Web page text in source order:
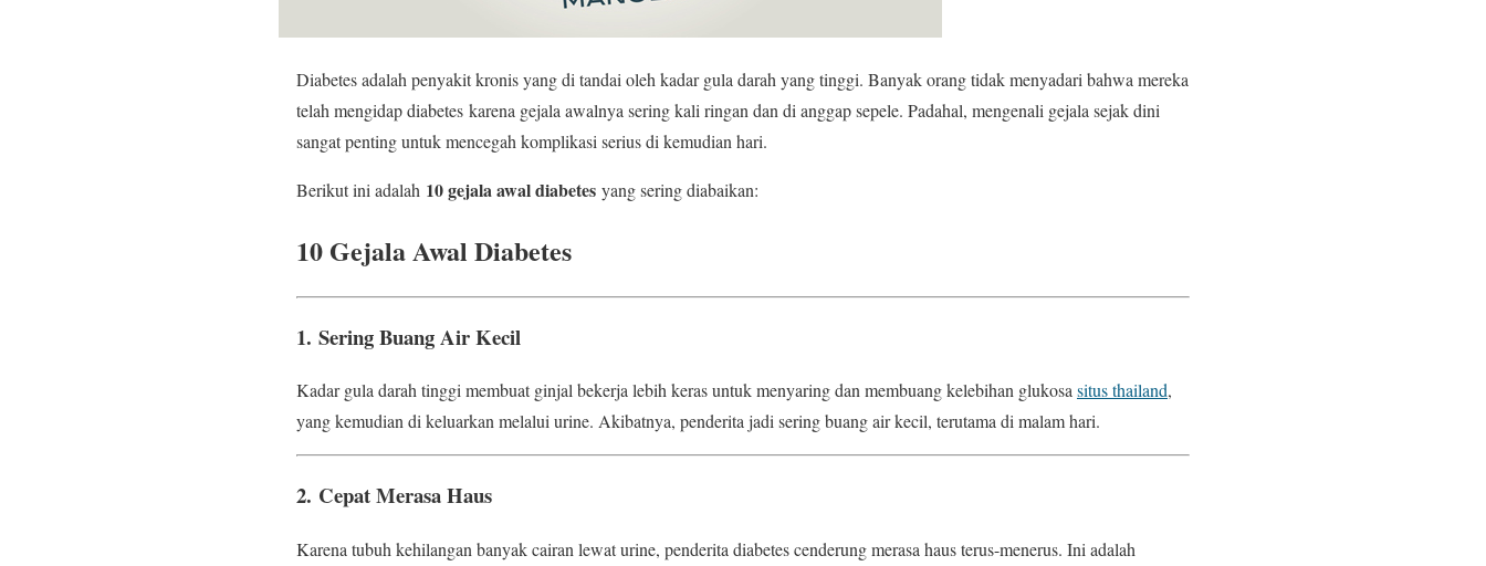
Diabetes adalah penyakit kronis yang di tandai oleh kadar gula darah yang tinggi. Banyak orang tidak menyadari bahwa mereka
telah mengidap diabetes karena gejala awalnya sering kali ringan dan di anggap sepele. Padahal, mengenali gejala sejak dini
sangat penting untuk mencegah komplikasi serius di kemudian hari.
Berikut ini adalah 10 gejala awal diabetes yang sering diabaikan:
10 Gejala Awal Diabetes
1. Sering Buang Air Kecil
Kadar gula darah tinggi membuat ginjal bekerja lebih keras untuk menyaring dan membuang kelebihan glukosasitus thailand,
yang kemudian di keluarkan melalui urine. Akibatnya, penderita jadi sering buang air kecil, terutama di malam hari.
2. Cepat Merasa Haus
Karena tubuh kehilangan banyak cairan lewat urine, penderita diabetes cenderung merasa haus terus-menerus. Ini adalah